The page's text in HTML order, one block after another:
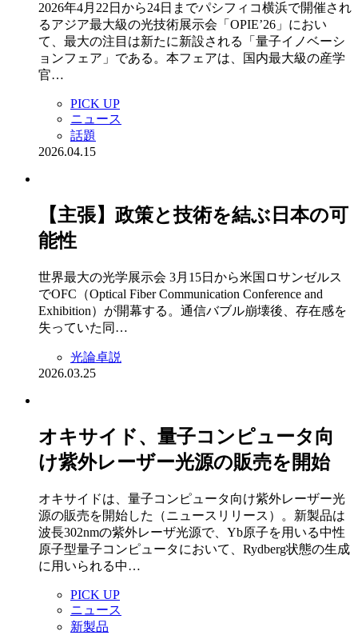
2026年4月22日から24日までパシフィコ横浜で開催され
るアジア最大級の光技術展示会「OPIE’26」におい
て、最大の注目は新たに新設される「量子イノベーシ
ョンフェア」である。本フェアは、国内最大級の産学
官…
PICK UP
ニュース
話題
2026.04.15
【主張】政策と技術を結ぶ日本の可
能性
世界最大の光学展示会 3月15日から米国ロサンゼルス
でOFC（Optical Fiber Communication Conference and
Exhibition）が開幕する。通信バブル崩壊後、存在感を
失っていた同…
光論卓説
2026.03.25
オキサイド、量子コンピュータ向
け紫外レーザー光源の販売を開始
オキサイドは、量子コンピュータ向け紫外レーザー光
源の販売を開始した（ニュースリリース）。新製品は
波長302nmの紫外レーザ光源で、Yb原子を用いる中性
原子型量子コンピュータにおいて、Rydberg状態の生成
に用いられる中…
PICK UP
ニュース
新製品